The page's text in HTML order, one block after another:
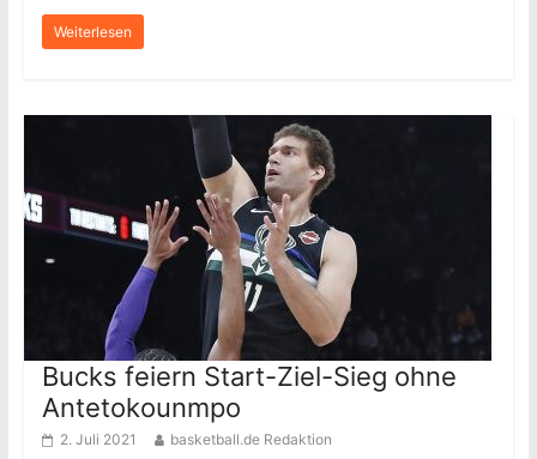
Weiterlesen
Bucks feiern Start-Ziel-Sieg ohne
Antetokounmpo
2. Juli 2021 basketball.de Redaktion